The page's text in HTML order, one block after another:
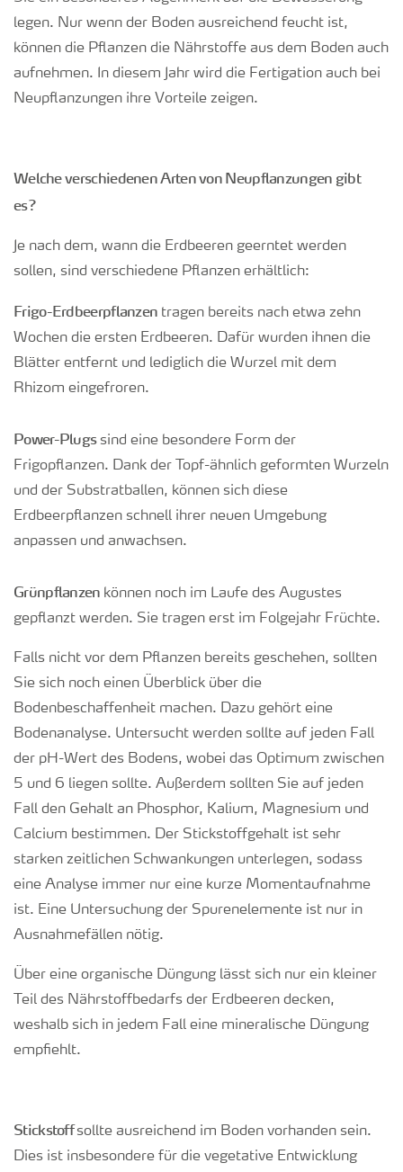
legen. Nur wenn der Boden ausreichend feucht ist,
können die Pflanzen die Nährstoffe aus dem Boden auch
aufnehmen. In diesem Jahr wird die Fertigation auch bei
Neupflanzungen ihre Vorteile zeigen.
Welche verschiedenen Arten von Neupflanzungen gibt
es?
Je nach dem, wann die Erdbeeren geerntet werden
sollen, sind verschiedene Pflanzen erhältlich:
Frigo-Erdbeerpflanzen tragen bereits nach etwa zehn
Wochen die ersten Erdbeeren. Dafür wurden ihnen die
Blätter entfernt und lediglich die Wurzel mit dem
Rhizom eingefroren.
Power-Plugs sind eine besondere Form der
Frigopflanzen. Dank der Topf-ähnlich geformten Wurzeln
und der Substratballen, können sich diese
Erdbeerpflanzen schnell ihrer neuen Umgebung
anpassen und anwachsen.
Grünpflanzen können noch im Laufe des Augustes
gepflanzt werden. Sie tragen erst im Folgejahr Früchte.
Falls nicht vor dem Pflanzen bereits geschehen, sollten
Sie sich noch einen Überblick über die
Bodenbeschaffenheit machen. Dazu gehört eine
Bodenanalyse. Untersucht werden sollte auf jeden Fall
der pH-Wert des Bodens, wobei das Optimum zwischen
5 und 6 liegen sollte. Außerdem sollten Sie auf jeden
Fall den Gehalt an Phosphor, Kalium, Magnesium und
Calcium bestimmen. Der Stickstoffgehalt ist sehr
starken zeitlichen Schwankungen unterlegen, sodass
eine Analyse immer nur eine kurze Momentaufnahme
ist. Eine Untersuchung der Spurenelemente ist nur in
Ausnahmefällen nötig.
Über eine organische Düngung lässt sich nur ein kleiner
Teil des Nährstoffbedarfs der Erdbeeren decken,
weshalb sich in jedem Fall eine mineralische Düngung
empfiehlt.
Stickstoffsollte ausreichend im Boden vorhanden sein.
Dies ist insbesondere für die vegetative Entwicklung